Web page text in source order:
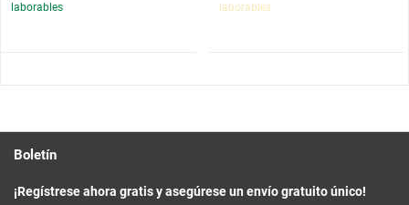
laborables
laborables
Boletín
¡Regístrese ahora gratis y asegúrese un envío gratuito único!